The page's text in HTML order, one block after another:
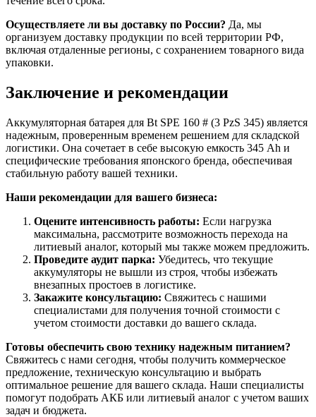
Осуществляете ли вы доставку по России? Да, мы
организуем доставку продукции по всей территории РФ,
включая отдаленные регионы, с сохранением товарного вида
упаковки.
Заключение и рекомендации
Аккумуляторная батарея для Bt SPE 160 # (3 PzS 345) является
надежным, проверенным временем решением для складской
логистики. Она сочетает в себе высокую емкость 345 Ah и
специфические требования японского бренда, обеспечивая
стабильную работу вашей техники.
Наши рекомендации для вашего бизнеса:
Оцените интенсивность работы: Если нагрузка
максимальна, рассмотрите возможность перехода на
литиевый аналог, который мы также можем предложить.
Проведите аудит парка: Убедитесь, что текущие
аккумуляторы не вышли из строя, чтобы избежать
внезапных простоев в логистике.
Закажите консультацию: Свяжитесь с нашими
специалистами для получения точной стоимости с
учетом стоимости доставки до вашего склада.
Готовы обеспечить свою технику надежным питанием?
Свяжитесь с нами сегодня, чтобы получить коммерческое
предложение, техническую консультацию и выбрать
оптимальное решение для вашего склада. Наши специалисты
помогут подобрать АКБ или литиевый аналог с учетом ваших
задач и бюджета.